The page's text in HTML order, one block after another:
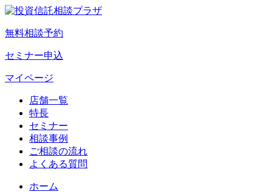
無料相談予約
セミナー申込
マイページ
店舗一覧
特長
セミナー
相談事例
ご相談の流れ
よくある質問
ホーム